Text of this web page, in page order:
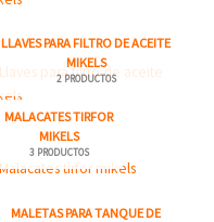
LLAVES PARA FILTRO DE ACEITE
MIKELS
2 PRODUCTOS
MALACATES TIRFOR
MIKELS
3 PRODUCTOS
MALETAS PARA TANQUE DE